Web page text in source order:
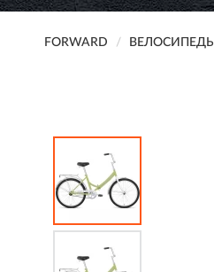
FORWARD ВЕЛОСИПЕДЫ